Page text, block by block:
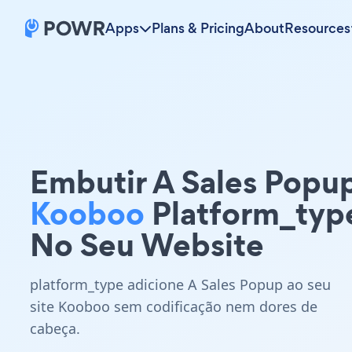
Apps Plans & PricingAboutResources
Embutir A Sales
Kooboo
No Seu Website
platform_type adicione A Sales Popup ao seu
site Kooboo sem codificação nem dores de
cabeça.